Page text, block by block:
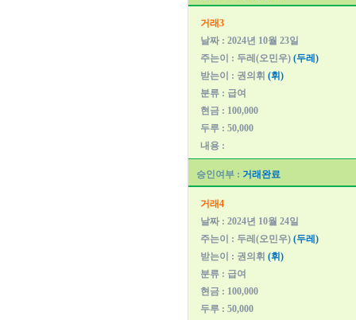
거래3
날짜 : 2024년 10월 23일
주는이 : 두레(오민우) (두레)
받는이 : 권의휘 (휘)
분류 : 급여
현금 : 100,000
두루 : 50,000
내용 :
승인여부 : 거래완료
거래4
날짜 : 2024년 10월 24일
주는이 : 두레(오민우) (두레)
받는이 : 권의휘 (휘)
분류 : 급여
현금 : 100,000
두루 : 50,000